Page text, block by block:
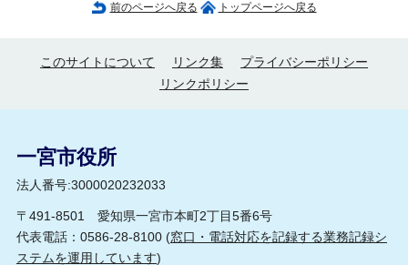
前のページへ戻る トップページへ戻る
このサイトについて リンク集
プライバシーポリシー
リンクポリシー
一宮市役所
法人番号:3000020232033
〒491-8501 愛知県一宮市本町2丁目5番6号
代表電話：0586-28-8100 (窓口・電話対応を記録する業務記録シ
ステムを運用しています)